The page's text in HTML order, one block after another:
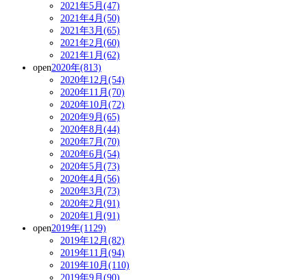
2021年5月(47)
2021年4月(50)
2021年3月(65)
2021年2月(60)
2021年1月(62)
open2020年(813)
2020年12月(54)
2020年11月(70)
2020年10月(72)
2020年9月(65)
2020年8月(44)
2020年7月(70)
2020年6月(54)
2020年5月(73)
2020年4月(56)
2020年3月(73)
2020年2月(91)
2020年1月(91)
open2019年(1129)
2019年12月(82)
2019年11月(94)
2019年10月(110)
2019年9月(90)